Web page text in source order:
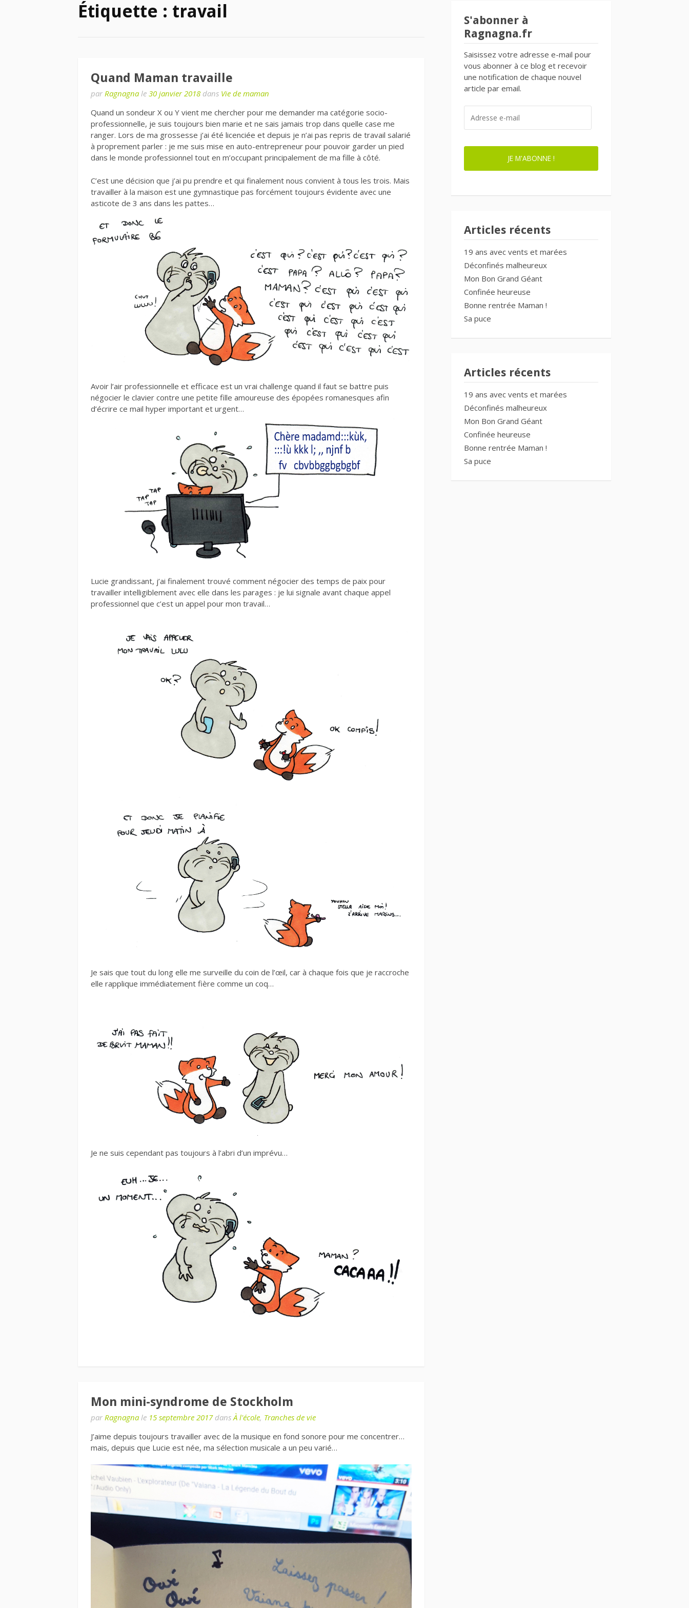
Étiquette : travail
Quand Maman travaille
par Ragnagna le 30 janvier 2018 dans Vie de maman
Quand un sondeur X ou Y vient me chercher pour me demander ma catégorie socio-
professionnelle, je suis toujours bien marie et ne sais jamais trop dans quelle case me
ranger. Lors de ma grossesse j’ai été licenciée et depuis je n’ai pas repris de travail salarié
à proprement parler : je me suis mise en auto-entrepreneur pour pouvoir garder un pied
dans le monde professionnel tout en m’occupant principalement de ma fille à côté.
C’est une décision que j’ai pu prendre et qui finalement nous convient à tous les trois. Mais
travailler à la maison est une gymnastique pas forcément toujours évidente avec une
asticote de 3 ans dans les pattes…
Avoir l’air professionnelle et efficace est un vrai challenge quand il faut se battre puis
négocier le clavier contre une petite fille amoureuse des épopées romanesques afin
d’écrire ce mail hyper important et urgent…
Lucie grandissant, j’ai finalement trouvé comment négocier des temps de paix pour
travailler intelligiblement avec elle dans les parages : je lui signale avant chaque appel
professionnel que c’est un appel pour mon travail…
Je sais que tout du long elle me surveille du coin de l’œil, car à chaque fois que je raccroche
elle rapplique immédiatement fière comme un coq…
Je ne suis cependant pas toujours à l’abri d’un imprévu…
Mon mini-syndrome de Stockholm
par Ragnagna le 15 septembre 2017dans À l'école, Tranches de vie
J’aime depuis toujours travailler avec de la musique en fond sonore pour me concentrer…
mais, depuis que Lucie est née, ma sélection musicale a un peu varié…
S'abonner à
Ragnagna.fr
Saisissez votre adresse e-mail pour
vous abonner à ce blog et recevoir
une notification de chaque nouvel
article par email.
MAIL
JE M'ABONNE !
Articles récents
19 ans avec vents et marées
Déconfinés malheureux
Mon Bon Grand Géant
Confinée heureuse
Bonne rentrée Maman !
Sa puce
Articles récents
19 ans avec vents et marées
Déconfinés malheureux
Mon Bon Grand Géant
Confinée heureuse
Bonne rentrée Maman !
Sa puce